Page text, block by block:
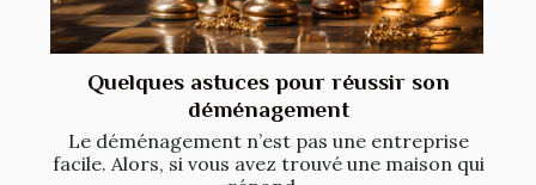
Quelques astuces pour réussir son
déménagement
Le déménagement n’est pas une entreprise
facile. Alors, si vous avez trouvé une maison qui